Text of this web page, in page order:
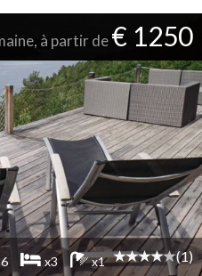
à partir de€ 1250
x3 x1 (1)